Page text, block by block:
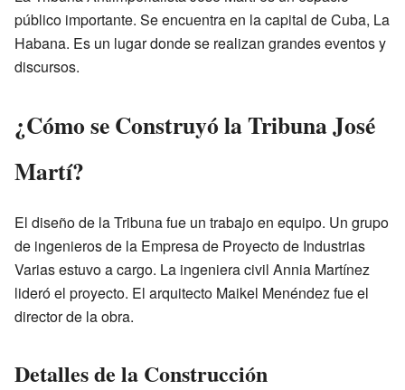
público importante. Se encuentra en la capital de Cuba, La
Habana. Es un lugar donde se realizan grandes eventos y
discursos.
¿Cómo se Construyó la Tribuna José
Martí?
El diseño de la Tribuna fue un trabajo en equipo. Un grupo
de ingenieros de la Empresa de Proyecto de Industrias
Varias estuvo a cargo. La ingeniera civil Annia Martínez
lideró el proyecto. El arquitecto Maikel Menéndez fue el
director de la obra.
Detalles de la Construcción